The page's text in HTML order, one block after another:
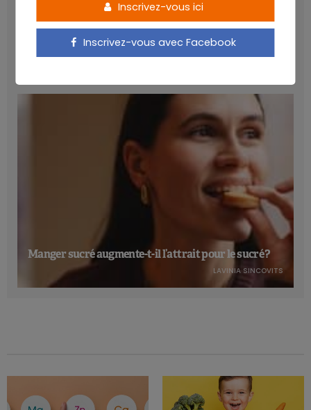
Les anthocyanines bénéfiques pour la santé
cardiométabolique
Manger sucré augmente-t-il l’attrait pour le sucré ?
LAVINIA SINCOVITS
Inscrivez-vous ici
Inscrivez-vous avec Facebook